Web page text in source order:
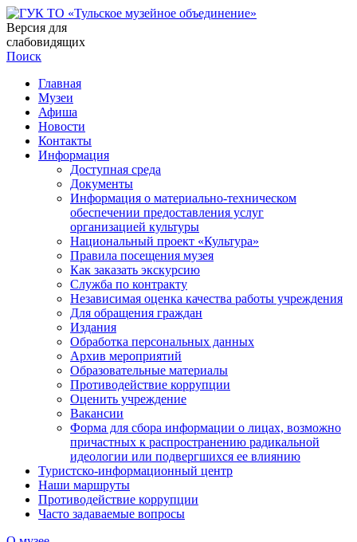
Версия для
слабовидящих
Поиск
Главная
Музеи
Афиша
Новости
Контакты
Информация
Доступная среда
Документы
Информация о материально-техническом
обеспечении предоставления услуг
организацией культуры
Национальный проект «Культура»
Правила посещения музея
Как заказать экскурсию
Служба по контракту
Независимая оценка качества работы учреждения
Для обращения граждан
Издания
Обработка персональных данных
Архив мероприятий
Образовательные материалы
Противодействие коррупции
Оценить учреждение
Вакансии
Форма для сбора информации о лицах, возможно
причастных к распространению радикальной
идеологии или подвергшихся ее влиянию
Туристско-информационный центр
Наши маршруты
Противодействие коррупции
Часто задаваемые вопросы